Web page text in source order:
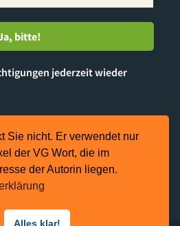
jederzeit wieder
Kahuna & WordPress.
Heimann-Kiefer
Sie nicht. Er verwendet nur
der VG Wort, die im
der Autorin liegen.
Alles klar!